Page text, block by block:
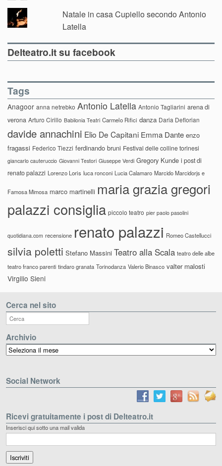
Natale in casa Cupiello secondo Antonio
Latella
Delteatro.it su facebook
Tags
Anagoor anna netrebko Antonio Latella Antonio Tagliarini arena di
verona Arturo Cirillo Babilonia Teatri Carmelo Rifici danza Daria Deflorian
davide annachini Elio De Capitani Emma Dante enzo
fragassi Federico Tiezzi ferdinando bruni Festival delle colline torinesi
giancarlo cauteruccio Giovanni Testori Giuseppe Verdi Gregory Kunde i post di
renato palazzi Lorenzo Loris luca ronconi Lucia Calamaro Marcido Marcidorjs e
Famosa Mimosa marco martinelli maria grazia gregori
palazzi consiglia piccolo teatro pier paolo pasolini
quotidiana.com recensione renato palazzi Romeo Castellucci
silvia poletti Stefano Massini Teatro alla Scala teatro delle albe
teatro franco parenti tindaro granata Torinodanza Valerio Binasco valter malosti
Virgilio Sieni
Cerca nel sito
Archivio
Archivio
Social Network
Ricevi gratuitamente i post di Delteatro.it
Inserisci qui sotto una mail valida